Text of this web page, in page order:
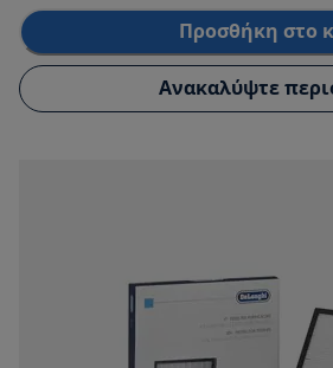
Προσθήκη στο
Ανακαλύψτε